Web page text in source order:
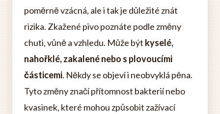
poměrně vzácná, ale i tak je důležité znát
rizika. Zkažené pivo poznáte podle změny
chuti, vůně a vzhledu. Může být kyselé,
nahořklé, zakalené nebo s plovoucími
částicemi. Někdy se objeví i neobvyklá pěna.
Tyto změny značí přítomnost bakterií nebo
kvasinek, které mohou způsobit zažívací